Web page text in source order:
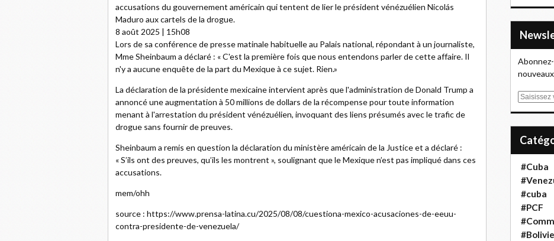
accusations du gouvernement américain qui tentent de lier le président vénézuélien Nicolás
Maduro aux cartels de la drogue.
8 août 2025 | 15h08
Lors de sa conférence de presse matinale habituelle au Palais national, répondant à un journaliste,
Mme Sheinbaum a déclaré : « C'est la première fois que nous entendons parler de cette affaire. Il
n'y a aucune enquête de la part du Mexique à ce sujet. Rien.»
La déclaration de la présidente mexicaine intervient après que l'administration de Donald Trump a
annoncé une augmentation à 50 millions de dollars de la récompense pour toute information
menant à l'arrestation du président vénézuélien, invoquant des liens présumés avec le trafic de
drogue sans fournir de preuves.
Sheinbaum a remis en question la déclaration du ministère américain de la Justice et a déclaré :
« S’ils ont des preuves, qu’ils les montrent », soulignant que le Mexique n’est pas impliqué dans ces
accusations.
mem/ohh
source : https://www.prensa-latina.cu/2025/08/08/cuestiona-mexico-acusaciones-de-eeuu-
contra-presidente-de-venezuela/
E
#Cuba
#cuba
#PCF
#Bolivie